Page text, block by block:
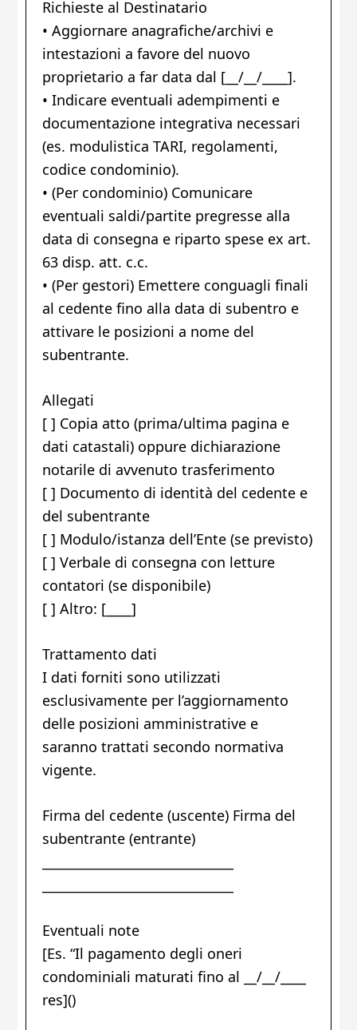
Richieste al Destinatario
• Aggiornare anagrafiche/archivi e
intestazioni a favore del nuovo
proprietario a far data dal [__/__/____].
• Indicare eventuali adempimenti e
documentazione integrativa necessari
(es. modulistica TARI, regolamenti,
codice condominio).
• (Per condominio) Comunicare
eventuali saldi/partite pregresse alla
data di consegna e riparto spese ex art.
63 disp. att. c.c.
• (Per gestori) Emettere conguagli finali
al cedente fino alla data di subentro e
attivare le posizioni a nome del
subentrante.
Allegati
[ ] Copia atto (prima/ultima pagina e
dati catastali) oppure dichiarazione
notarile di avvenuto trasferimento
[ ] Documento di identità del cedente e
del subentrante
[ ] Modulo/istanza dell’Ente (se previsto)
[ ] Verbale di consegna con letture
contatori (se disponibile)
[ ] Altro: [____]
Trattamento dati
I dati forniti sono utilizzati
esclusivamente per l’aggiornamento
delle posizioni amministrative e
saranno trattati secondo normativa
vigente.
Firma del cedente (uscente) Firma del
subentrante (entrante)
Eventuali note
[Es. “Il pagamento degli oneri
condominiali maturati fino al __/__/____
res]()